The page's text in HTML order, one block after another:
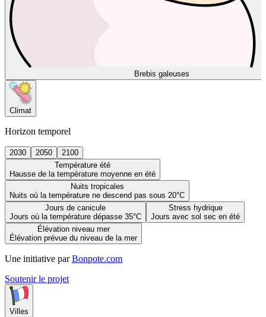
Brebis galeuses
Climat
Horizon temporel
2030 2050
2100
Température été
Hausse de la température moyenne en été
Nuits tropicales
Nuits où la température ne descend pas sous 20°C
Jours de canicule
Jours où la température dépasse 35°C
Stress hydrique
Jours avec sol sec en été
Élévation niveau mer
Élévation prévue du niveau de la mer
Une initiative par Bonpote.com
Soutenir le projet
Villes